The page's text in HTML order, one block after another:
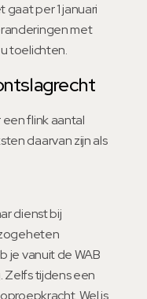
gaat per 1 januari
met
toelichten.
flink aantal
daarvan zijn als
dienst bij
je vanuit de WAB
Zelfs tijdens een
Wel is